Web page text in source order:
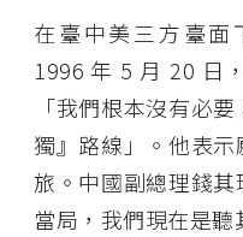
在臺中美三方臺面
1996 年 5 月 20 日
「我們根本沒有必
獨』路線」。他表
旅。中國副總理錢
當局，我們現在是聽